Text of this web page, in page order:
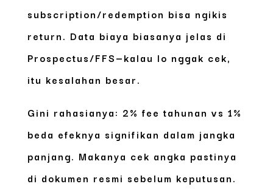
subscription/redemption bisa ngikis
return. Data biaya biasanya jelas di
Prospectus/FFS—kalau lo nggak cek,
itu kesalahan besar.
Gini rahasianya: 2% fee tahunan vs 1%
beda efeknya signifikan dalam jangka
panjang. Makanya cek angka pastinya
di dokumen resmi sebelum keputusan.